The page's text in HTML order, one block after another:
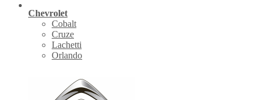
Chevrolet
Cobalt
Cruze
Lachetti
Orlando